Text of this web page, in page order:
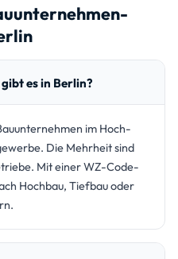
es in Berlin?
im Hoch-
Die Mehrheit sind
Mit einer WZ-Code-
Hochbau, Tiefbau oder